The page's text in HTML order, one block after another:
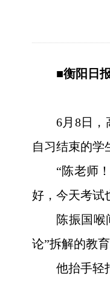
■衡阳日
6月8日，
自习结束的学
“陈老师
好，今天考试
陈振国
论”拆解的教
他抬手轻